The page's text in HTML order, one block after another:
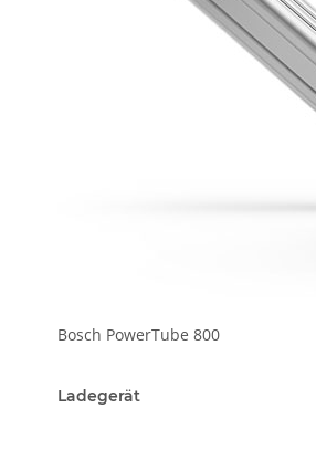
Bosch PowerTube 800
Ladegerät